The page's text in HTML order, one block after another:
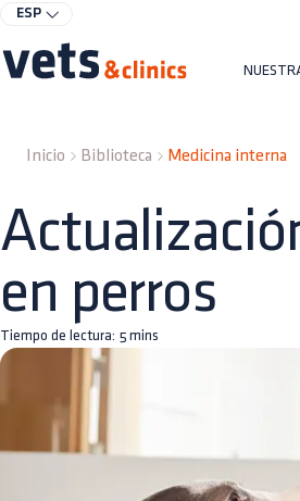
ESP
Inicio Biblioteca Medicina interna
en perros
Tiempo de lectura: 5 mins